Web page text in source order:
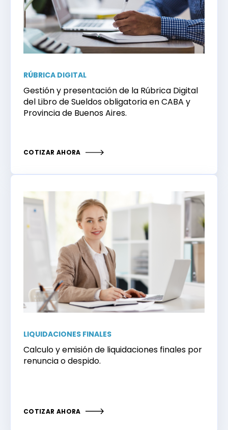
RÚBRICA DIGITAL
Gestión y presentación de la Rúbrica Digital
del Libro de Sueldos obligatoria en CABA y
Provincia de Buenos Aires.
COTIZAR AHORA
LIQUIDACIONES FINALES
Calculo y emisión de liquidaciones finales por
renuncia o despido.
COTIZAR AHORA